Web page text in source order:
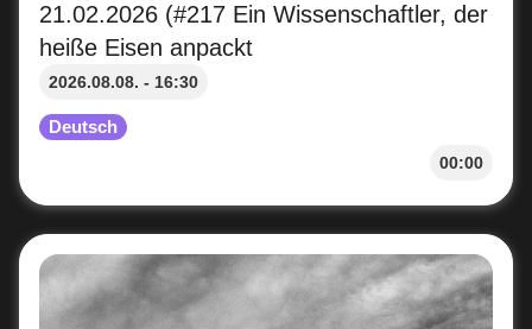
21.02.2026 (#217 Ein Wissenschaftler, der
heiße Eisen anpackt
2026.08.08. - 16:30
Deutsch
00:00